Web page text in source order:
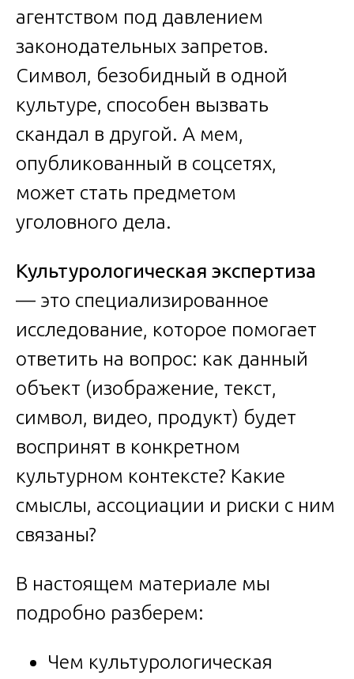
агентством под давлением
законодательных запретов.
Символ, безобидный в одной
культуре, способен вызвать
скандал в другой. А мем,
опубликованный в соцсетях,
может стать предметом
уголовного дела.
Культурологическая экспертиза
— это специализированное
исследование, которое помогает
ответить на вопрос: как данный
объект (изображение, текст,
символ, видео, продукт) будет
воспринят в конкретном
культурном контексте? Какие
смыслы, ассоциации и риски с ним
связаны?
В настоящем материале мы
подробно разберем:
Чем культурологическая